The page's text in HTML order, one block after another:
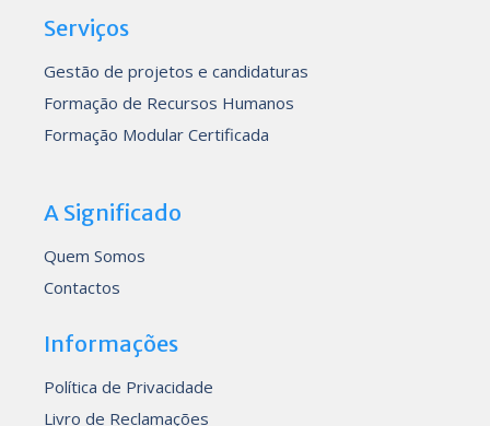
Serviços
Gestão de projetos e candidaturas
Formação de Recursos Humanos
Formação Modular Certificada
A Significado
Quem Somos
Contactos
Informações
Política de Privacidade
Livro de Reclamações